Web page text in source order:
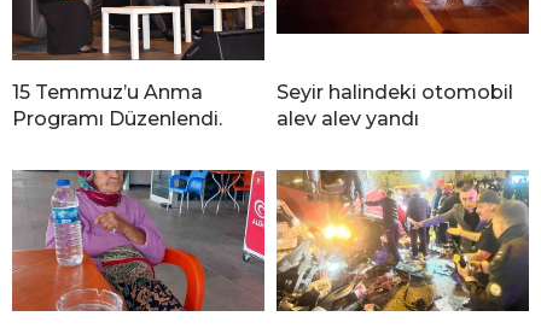
15 Temmuz’u Anma
Programı Düzenlendi.
Seyir halindeki otomobil
alev alev yandı